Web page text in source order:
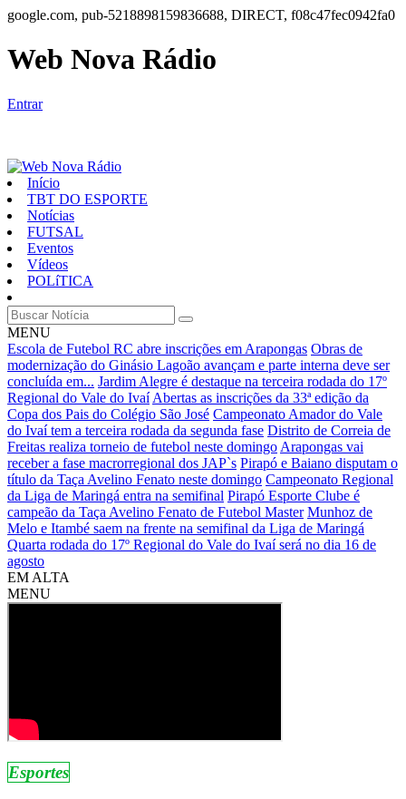
google.com, pub-5218898159836688, DIRECT, f08c47fec0942fa0
Web Nova Rádio
Entrar
Início
TBT DO ESPORTE
Notícias
FUTSAL
Eventos
Vídeos
POLíTICA
MENU
Escola de Futebol RC abre inscrições em Arapongas Obras de
modernização do Ginásio Lagoão avançam e parte interna deve ser
concluída em... Jardim Alegre é destaque na terceira rodada do 17º
Regional do Vale do Ivaí Abertas as inscrições da 33ª edição da
Copa dos Pais do Colégio São José Campeonato Amador do Vale
do Ivaí tem a terceira rodada da segunda fase Distrito de Correia de
Freitas realiza torneio de futebol neste domingo Arapongas vai
receber a fase macrorregional dos JAP`s Pirapó e Baiano disputam o
título da Taça Avelino Fenato neste domingo Campeonato Regional
da Liga de Maringá entra na semifinal Pirapó Esporte Clube é
campeão da Taça Avelino Fenato de Futebol Master Munhoz de
Melo e Itambé saem na frente na semifinal da Liga de Maringá
Quarta rodada do 17º Regional do Vale do Ivaí será no dia 16 de
agosto
EM ALTA
MENU
Esportes